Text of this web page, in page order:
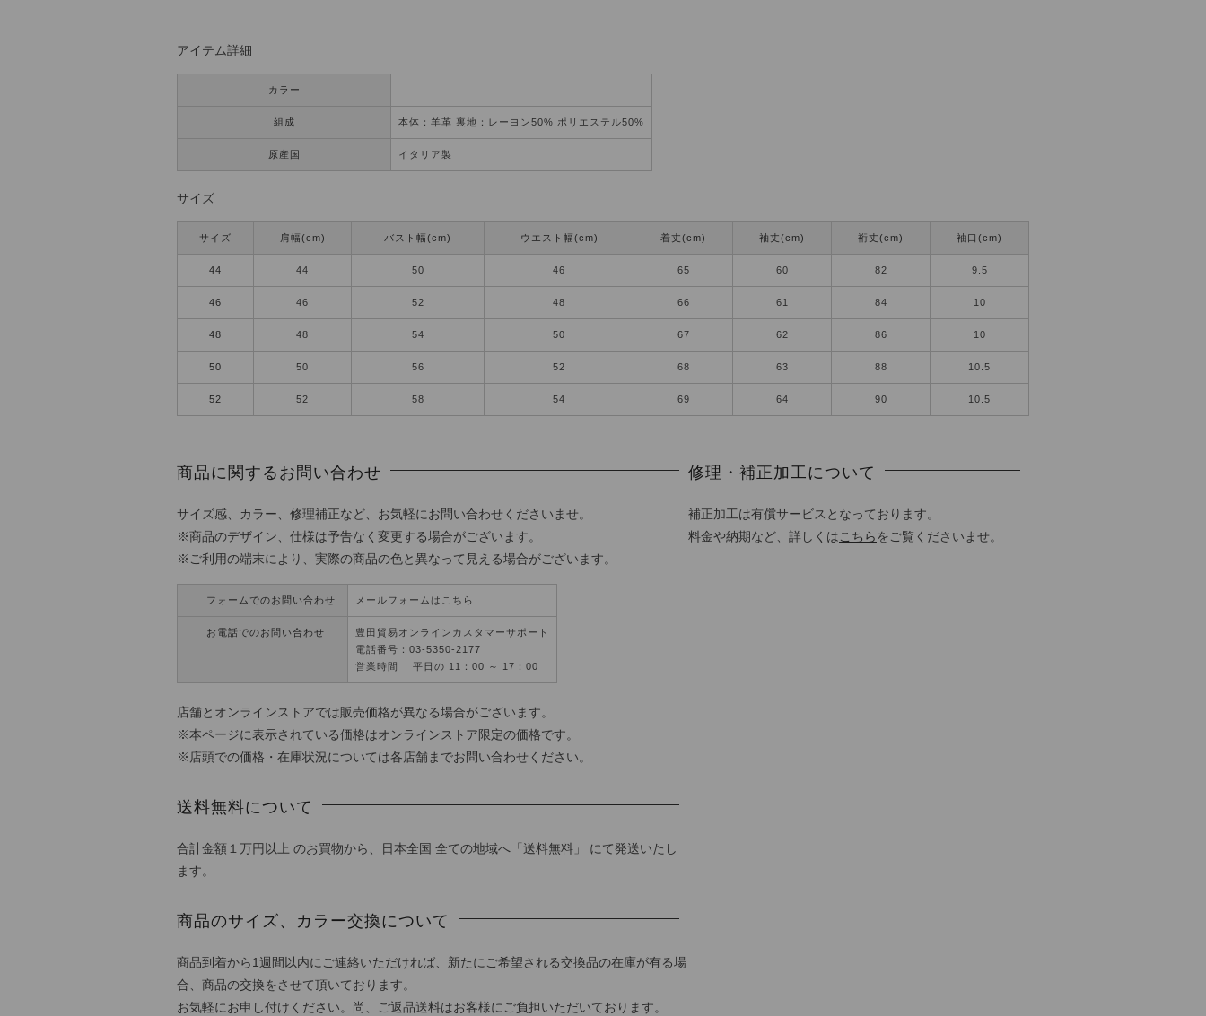
アイテム詳細
カラー
組成 本体：羊革 裏地：レーヨン50% ポリエステル50%
原産国 イタリア製
サイズ
サイズ 肩幅(cm) バスト幅(cm) ウエスト幅(cm) 着丈(cm) 袖丈(cm) 裄丈(cm) 袖口(cm)
44 44 50 46 65 60 82 9.5
46 46 52 48 66 61 84 10
48 48 54 50 67 62 86 10
50 50 56 52 68 63 88 10.5
52 52 58 54 69 64 90 10.5
商品に関するお問い合わせ
サイズ感、カラー、修理補正など、お気軽にお問い合わせくださいませ。
※商品のデザイン、仕様は予告なく変更する場合がございます。
※ご利用の端末により、実際の商品の色と異なって見える場合がございます。
フォームでのお問い合わせ メールフォームはこちら
お電話でのお問い合わせ
豊田貿易オンラインカスタマーサポート
電話番号：03-5350-2177
営業時間 平日の 11：00 ～ 17：00
店舗とオンラインストアでは販売価格が異なる場合がございます。
※本ページに表示されている価格はオンラインストア限定の価格です。
※店頭での価格・在庫状況については各店舗までお問い合わせください。
送料無料について
合計金額１万円以上 のお買物から、日本全国 全ての地域へ「送料無料」 にて発送いたし
ます。
商品のサイズ、カラー交換について
商品到着から1週間以内にご連絡いただければ、新たにご希望される交換品の在庫が有る場
合、商品の交換をさせて頂いております。
お気軽にお申し付けください。尚、ご返品送料はお客様にご負担いただいております。
修理・補正加工について
補正加工は有償サービスとなっております。
料金や納期など、詳しくは こちら をご覧くださいませ。